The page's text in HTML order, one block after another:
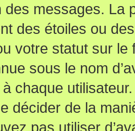
des messages. La
des étoiles ou
votre statut sur
sous le nom
chaque utilisateur.
décider de la
pas utiliser